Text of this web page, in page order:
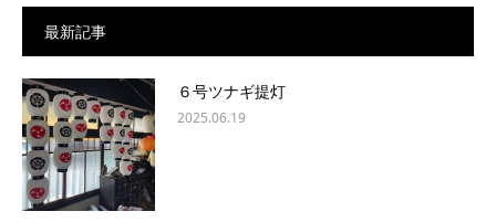
最新記事
６号ツナギ提灯
2025.06.19